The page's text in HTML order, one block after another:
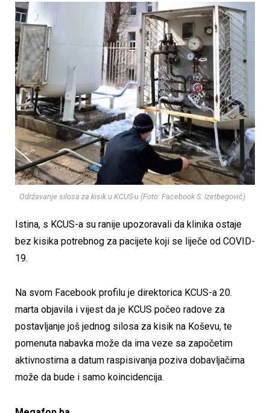
Održavanje silosa za kisik u KCUS-u (Foto: Facebook S. Izetbegović)
Istina, s KCUS-a su ranije upozoravali da klinika ostaje
bez kisika potrebnog za pacijete koji se liječe od COVID-
19.
Na svom Facebook profilu je direktorica KCUS-a 20.
marta objavila i vijest da je KCUS počeo radove za
postavljanje još jednog silosa za kisik na Koševu, te
pomenuta nabavka može da ima veze sa započetim
aktivnostima a datum raspisivanja poziva dobavljačima
može da bude i samo koincidencija.